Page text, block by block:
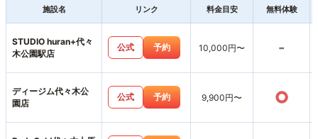
施設名 リンク 料金目安 無料体験
STUDIO huran+代々
木公園駅店
公式 予約 10,000円〜 -
ディージム代々木公
園店
公式 予約 9,900円〜 ○